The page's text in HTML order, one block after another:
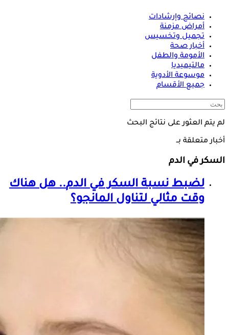
نصائح وإرشادات
أمراض مزمنة
تجميل وتخسيس
أخبار صحة
الأمومة والطفل
مالتيميديا
موسوعة الأدوية
جميع الأقسام
لم يتم العثور على نتائج البحث
أخبار متعلقة بــ
السكر في الدم
لضبط نسبةالسكر في الدم.. هل هناك
وقت مثالي لتناول المانجو؟